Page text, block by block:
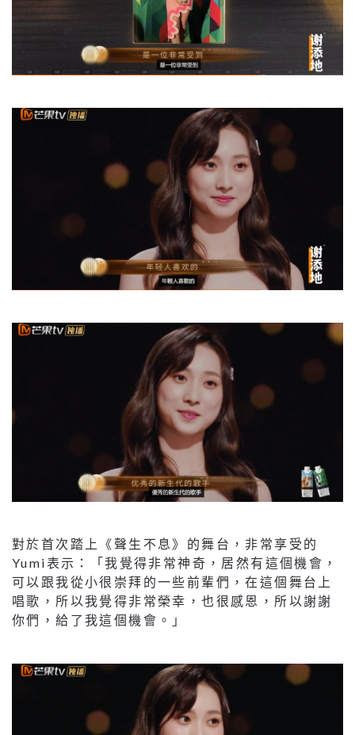
對於首次踏上《聲生不息》的舞台，非常享受的
Yumi表示：「我覺得非常神奇，居然有這個機會，
可以跟我從小很崇拜的一些前輩們，在這個舞台上
唱歌，所以我覺得非常榮幸，也很感恩，所以謝謝
你們，給了我這個機會。」